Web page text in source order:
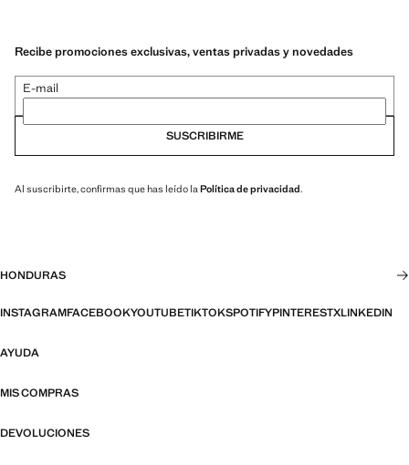
Recibe promociones exclusivas, ventas privadas y novedades
E-mail
SUSCRIBIRME
Al suscribirte, confirmas que has leído la Política de privacidad.
HONDURAS
INSTAGRAMFACEBOOKYOUTUBETIKTOKSPOTIFYPINTERESTXLINKEDIN
AYUDA
MIS COMPRAS
DEVOLUCIONES